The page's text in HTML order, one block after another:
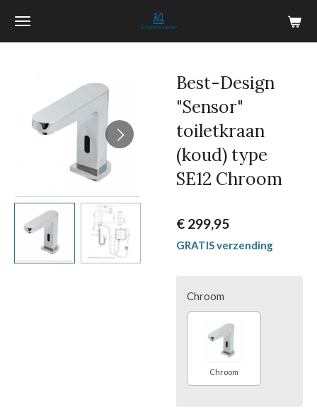
Ga
hoofdinhoud
Best-Design
"Sensor"
toiletkraan
(koud) type
SE12 Chroom
€ 299,95
GRATIS verzending
Chroom
Chroom